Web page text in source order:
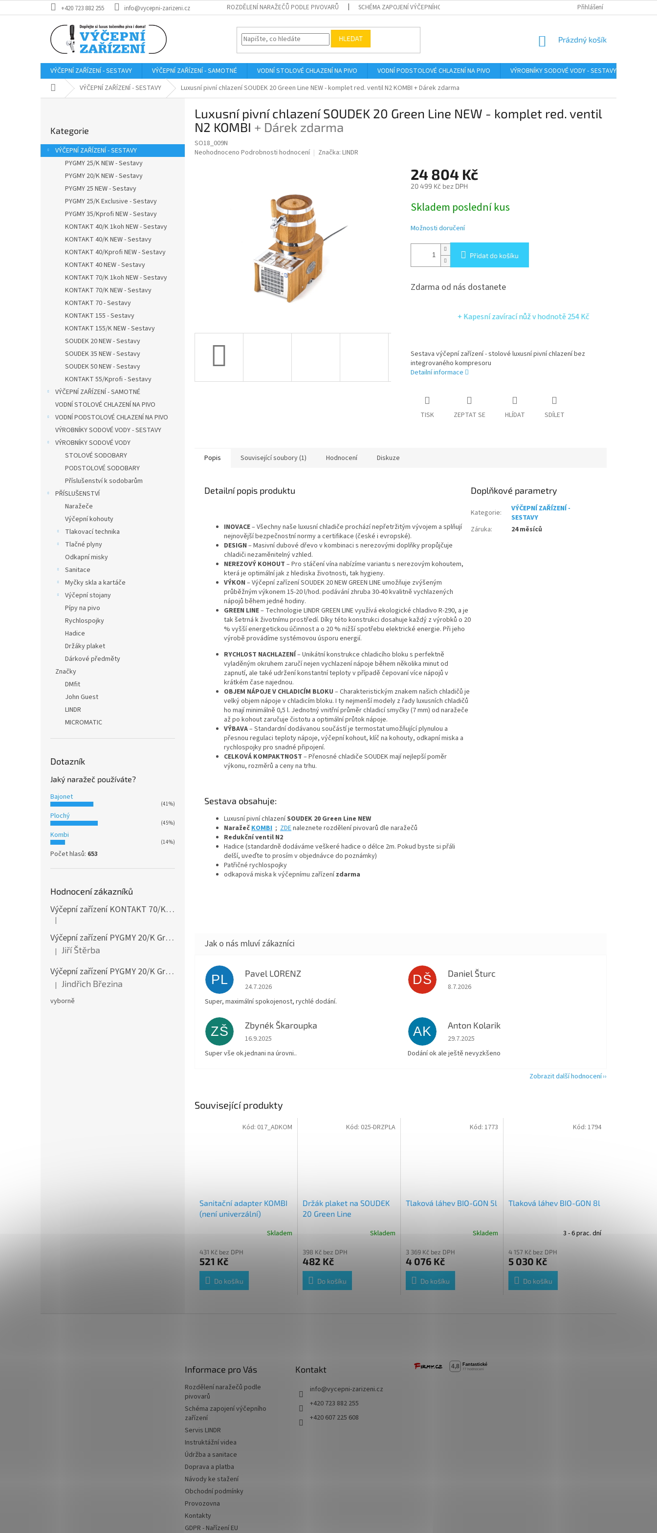
na
+420 723 882 255 info@vycepni-zarizeni.cz ROZDĚLENÍ NARAŽEČŮ PODLE PIVOVARŮ SCHÉMA ZAPOJENÍ VÝČEPNÍHO ZAŘÍZENÍ INSTRUKTÁŽNÍ VIDEA
Přihlášení
HLEDAT
NÁKUPNÍ
Prázdný košík
VÝČEPNÍ ZAŘÍZENÍ - SESTAVY VÝČEPNÍ ZAŘÍZENÍ - SAMOTNÉ VODNÍ STOLOVÉ CHLAZENÍ NA PIVO VODNÍ PODSTOLOVÉ CHLAZENÍ NA PIVO VÝROBNÍKY SODOVÉ VODY - SESTAVY
Domů VÝČEPNÍ ZAŘÍZENÍ - SESTAVY Luxusní pivní chlazení SOUDEK 20 Green Line NEW - komplet red. ventil N2 KOMBI + Dárek zdarma
r
a
kategorie
Kategorie
VÝČEPNÍ ZAŘÍZENÍ - SESTAVY
PYGMY 25/K NEW - Sestavy
PYGMY 20/K NEW - Sestavy
PYGMY 25 NEW - Sestavy
PYGMY 25/K Exclusive - Sestavy
PYGMY 35/Kprofi NEW - Sestavy
KONTAKT 40/K 1koh NEW - Sestavy
KONTAKT 40/K NEW - Sestavy
KONTAKT 40/Kprofi NEW - Sestavy
KONTAKT 40 NEW - Sestavy
KONTAKT 70/K 1koh NEW - Sestavy
KONTAKT 70/K NEW - Sestavy
KONTAKT 70 - Sestavy
KONTAKT 155 - Sestavy
KONTAKT 155/K NEW - Sestavy
SOUDEK 20 NEW - Sestavy
SOUDEK 35 NEW - Sestavy
SOUDEK 50 NEW - Sestavy
KONTAKT 55/Kprofi - Sestavy
VÝČEPNÍ ZAŘÍZENÍ - SAMOTNÉ
VODNÍ STOLOVÉ CHLAZENÍ NA PIVO
VODNÍ PODSTOLOVÉ CHLAZENÍ NA PIVO
VÝROBNÍKY SODOVÉ VODY - SESTAVY
VÝROBNÍKY SODOVÉ VODY
STOLOVÉ SODOBARY
PODSTOLOVÉ SODOBARY
Příslušenství k sodobarům
PŘÍSLUŠENSTVÍ
Naražeče
Výčepní kohouty
Tlakovací technika
Tlačné plyny
Odkapní misky
Sanitace
Myčky skla a kartáče
Výčepní stojany
Pípy na pivo
Rychlospojky
Hadice
Držáky plaket
Dárkové předměty
Značky
DMfit
John Guest
LINDR
MICROMATIC
Dotazník
Jaký naražeč používáte?
Bajonet
(41%)
Plochý
(45%)
Kombi
(14%)
Počet hlasů: 653
Hodnocení zákazníků
Výčepní zařízení KONTAKT 70/K Green Line 1koh NEW komplet 2x naražeč
Hodnocení produktu je 4 z 5 hvězdiček.
|
Výčepní zařízení PYGMY 20/K Green Line NEW komplet 2 x naražeč + Dárek zdarma
Hodnocení produktu je 5 z 5 hvězdiček.
| Jiří Štěrba
Výčepní zařízení PYGMY 20/K Green Line NEW komplet 2 x naražeč + Dárek zdarma
Hodnocení produktu je 5 z 5 hvězdiček.
| Jindřich Březina
vyborně
Luxusní pivní chlazení SOUDEK 20 Green Line NEW - komplet red. ventil
N2 KOMBI + Dárek zdarma
SO18_009N
Průměrné
Neohodnoceno Podrobnosti hodnocení Značka: LINDR
24 804 Kč
20 499 Kč bez DPH
cena:
Skladem poslední kus
Možnosti doručení
Přidat do košíku
Zdarma od nás dostanete
+ Kapesní zavírací nůžv hodnotě 254 Kč
Sestava výčepní zařízení - stolové luxusní pivní chlazení bez
integrovaného kompresoru
Detailní informace
TISK ZEPTAT SE HLÍDAT SDÍLET
Související produkty
Sanitační adapter KOMBI
(není univerzální)
Skladem
431 Kč bez DPH
521 Kč
Do košíku
Kód: 017_ADKOM
Držák plaket na SOUDEK
20 Green Line
produktu
je
5,0
5
Skladem
398 Kč bez DPH
482 Kč
Do košíku
Kód: 025-DRZPLA
Tlaková láhev BIO-GON 5l
Skladem
3 369 Kč bez DPH
4 076 Kč
Do košíku
Kód:1773
Tlaková láhev BIO-GON 8l
3 - 6 prac. dní
4 157 Kč bez DPH
5 030 Kč
Do košíku
Kód: 1794
Popis Související soubory (1) Hodnocení Diskuze
Detailní popis produktu
INOVACE– Všechny naše luxusní chladiče prochází nepřetržitým vývojem a splňují
nejnovější bezpečnostní normy a certifikace (české i evropské).
DESIGN – Masivní dubové dřevo v kombinaci s nerezovými doplňky propůjčuje
chladiči nezaměnitelný vzhled.
NEREZOVÝ KOHOUT – Pro stáčení vína nabízíme variantu s nerezovým kohoutem,
která je optimální jak z hlediska životnosti, tak hygieny.
VÝKON – Výčepní zařízení SOUDEK 20 NEW GREEN LINE umožňuje zvýšeným
průběžným výkonem 15-20 l/hod. podávání zhruba 30-40 kvalitně vychlazených
nápojů během jedné hodiny.
GREEN LINE– Technologie LINDR GREEN LINE využívá ekologické chladivo R-290, a je
tak šetrná k životnímu prostředí. Díky této konstrukci dosahuje každý z výrobků o 20
% vyšší energetickou účinnost a o 20 % nižší spotřebu elektrické energie. Při jeho
výrobě provádíme systémovou úsporu energií.
RYCHLOST NACHLAZENÍ– Unikátní konstrukce chladicího bloku s perfektně
vyladěným okruhem zaručí nejen vychlazení nápoje během několika minut od
zapnutí, ale také udržení konstantní teploty v případě čepovaní více nápojů v
krátkém čase najednou.
OBJEM NÁPOJE V CHLADICÍM BLOKU – Charakteristickým znakem našich chladičů je
velký objem nápoje v chladicím bloku. I ty nejmenší modely z řady luxusních chladičů
ho mají minimálně 0,5 l. Jednotný vnitřní průměr chladicí smyčky (7 mm) od naražeče
až po kohout zaručuje čistotu a optimální průtok nápoje.
VÝBAVA– Standardní dodávanou součástí je termostat umožňující plynulou a
přesnou regulaci teploty nápoje, výčepní kohout, klíč na kohouty, odkapní miska a
rychlospojky pro snadné připojení.
CELKOVÁ KOMPAKTNOST – Přenosné chladiče SOUDEK mají nejlepší poměr
výkonu, rozměrů a ceny na trhu.
Sestava obsahuje:
Luxusní pivní chlazeníSOUDEK 20 Green Line NEW
NaražečKOMBI ; ZDEnaleznete rozdělení pivovarů dle naražečů
Redukční ventil N2
Hadice (standardně dodáváme veškeré hadice o délce 2m. Pokud byste si přáli
delší, uveďte to prosím v objednávce do poznámky)
Patřičné rychlospojky
odkapová miska k výčepnímu zařízenízdarma
Doplňkové parametry
Kategorie:
VÝČEPNÍ ZAŘÍZENÍ -
SESTAVY
Záruka: 24 měsíců
PL Pavel LORENZ
Hodnocení obchodu je 5 z 5 hvězdiček.
24.7.2026
Super, maximální spokojenost, rychlé dodání.
DŠ Daniel Šturc
Hodnocení obchodu je 5 z 5 hvězdiček.
8.7.2026
ZŠ Zbynék Škaroupka
Hodnocení obchodu je 5 z 5 hvězdiček.
16.9.2025
Super vše ok.jednani na úrovni..
AK Anton Kolarik
Hodnocení obchodu je 5 z 5 hvězdiček.
29.7.2025
Dodání ok ale ještě nevyzkšeno
Zobrazit další hodnocení
Informace pro Vás
Rozdělení naražečů podle
pivovarů
Schéma zapojení výčepního
zařízení
Servis LINDR
Instruktážní videa
Údržba a sanitace
Doprava a platba
Návody ke stažení
Obchodní podmínky
Provozovna
Kontakty
GDPR - Nařízení EU
Kontakt
info@vycepni-zarizeni.cz
+420 723 882 255
+420 607 225 608